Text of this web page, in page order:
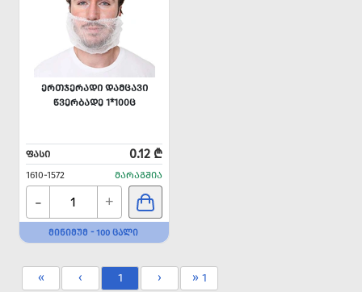
ᲔᲠᲗᲯᲔᲠᲐᲓᲘ ᲓᲐᲛᲪᲐᲕᲘ
ᲬᲕᲔᲠᲑᲐᲓᲔ 1*100Ც
ᲤᲐᲡᲘ 0.12 ₾
1610-1572 ᲛᲐᲠᲐᲒᲨᲘᲐ
- +
ᲛᲘᲜᲘᲛᲣᲛ - 100 ᲪᲐᲚᲘ
« ‹ 1 › » 1